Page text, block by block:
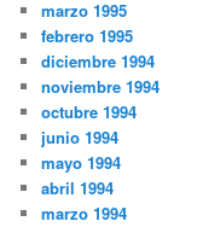
marzo 1995
febrero 1995
diciembre 1994
noviembre 1994
octubre 1994
junio 1994
mayo 1994
abril 1994
marzo 1994